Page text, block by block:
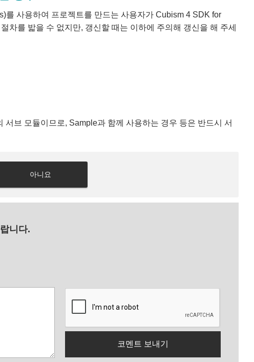
사용하여 프로젝트를 만드는 사용자가 Cubism 4 SDK for
차를 밟을 수 없지만, 갱신할 때는 이하에 주의해 갱신을 해 주세
브 모듈이므로, Sample과 함께 사용하는 경우 등은 반드시 서
아니요
니다.